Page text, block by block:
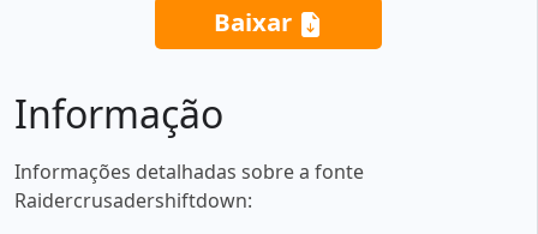
Baixar
Informação
Informações detalhadas sobre a fonte
Raidercrusadershiftdown: